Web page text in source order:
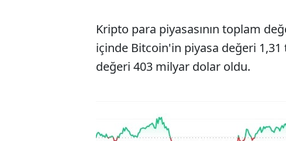
Kripto para piyasasının toplam
içinde Bitcoin'in piyasa değeri
değeri 403 milyar dolar oldu.